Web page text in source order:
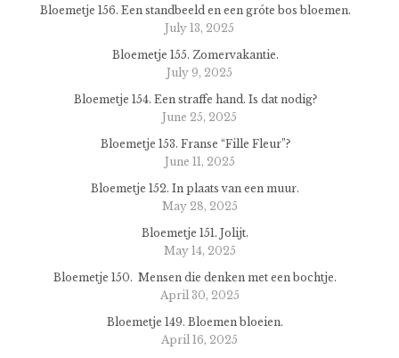
Bloemetje 156. Een standbeeld en een gróte bos bloemen.
July 13, 2025
Bloemetje 155. Zomervakantie.
July 9, 2025
Bloemetje 154. Een straffe hand. Is dat nodig?
June 25, 2025
Bloemetje 153. Franse “Fille Fleur”?
June 11, 2025
Bloemetje 152. In plaats van een muur.
May 28, 2025
Bloemetje 151. Jolijt.
May 14, 2025
Bloemetje 150. Mensen die denken met een bochtje.
April 30, 2025
Bloemetje 149. Bloemen bloeien.
April 16, 2025